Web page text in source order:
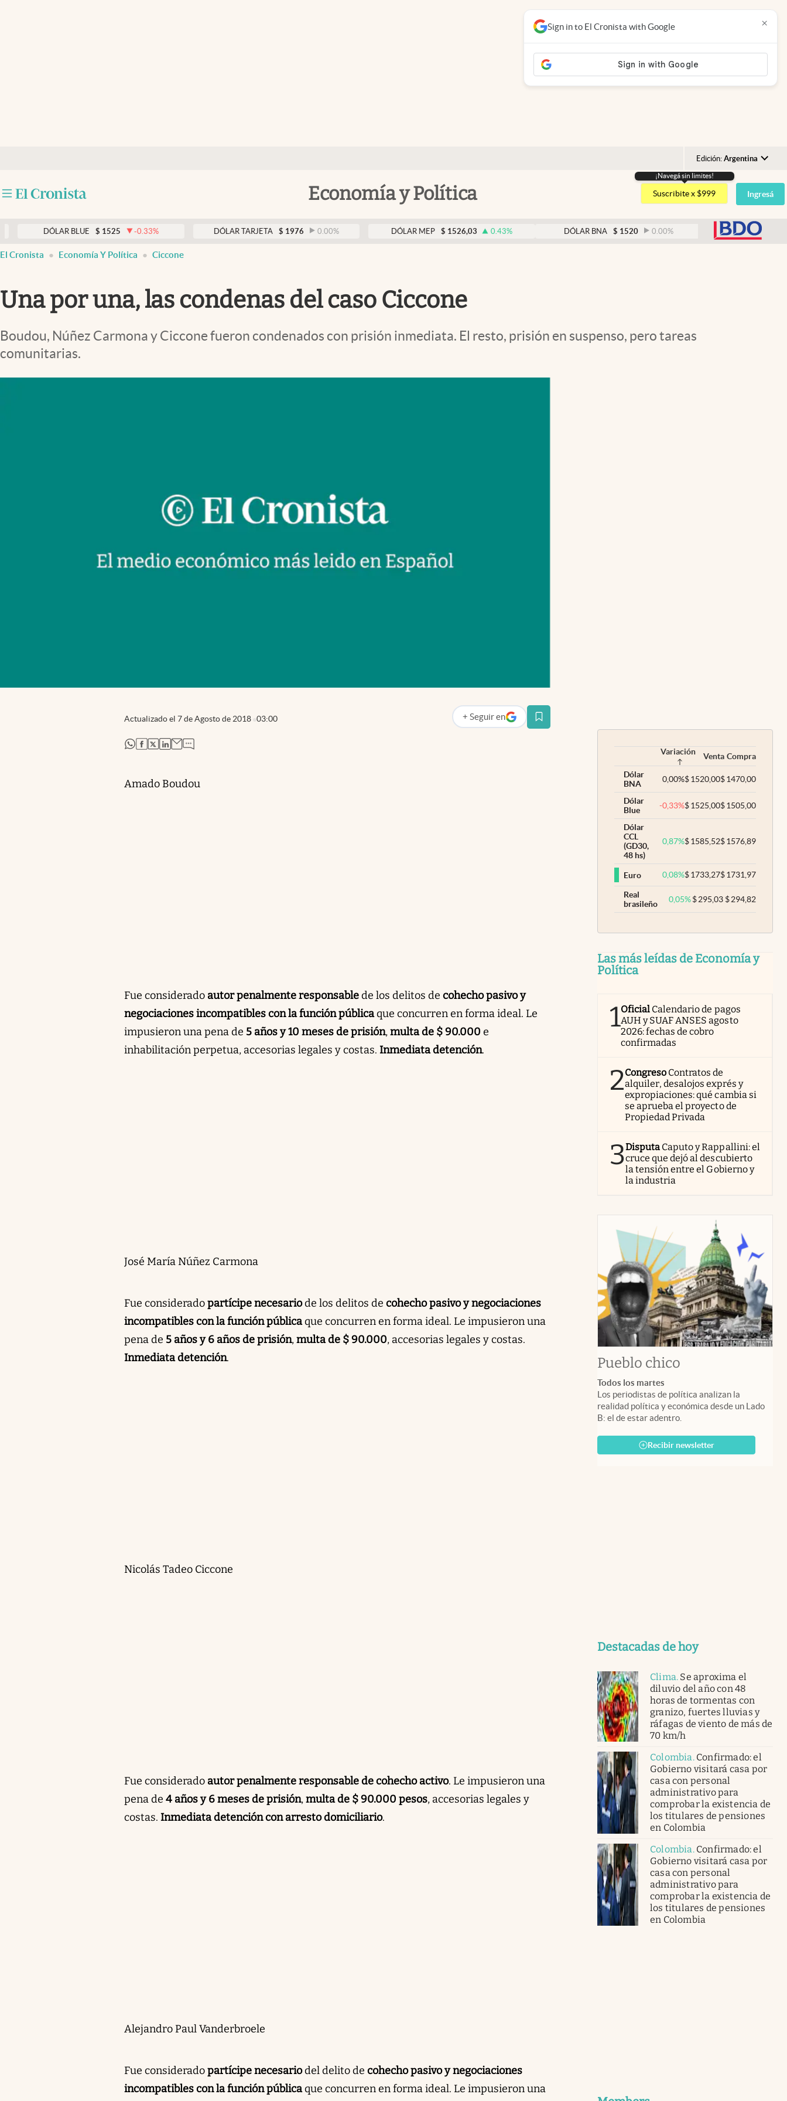
Edición: Argentina
Argentina
España
USA
Economía y Política
Mundial 2026
Eventos Corporativos
El Cronista Studio
¡Navegá sin limites!
Suscribite x $999 Ingresá
DÓLAR BLUE $ 1525 -0.33 % DÓLAR TARJETA $ 1976 0.00 % DÓLAR MEP $ 1526,03 0.43 % DÓLAR BNA $ 1520 0.00 % DÓLAR BLUE $
Sign in to El Cronista with Google ×
El Cronista Economía Y Política Ciccone
Una por una, las condenas del caso Ciccone
Boudou, Núñez Carmona y Ciccone fueron condenados con prisión inmediata. El resto, prisión en suspenso, pero tareas
comunitarias.
Actualizado el 7 de Agosto de 2018 03:00 + Seguir en
abre en nueva pestaña
abre en nueva pestaña
abre en nueva pestaña
abre en nueva pestaña
abre en nueva pestaña
Amado Boudou
Fue considerado autor penalmente responsablede los delitos de cohecho pasivo y
negociaciones incompatibles con la función públicaque concurren en forma ideal. Le
impusieron una pena de 5 años y 10 meses de prisión,multa de $ 90.000 e
inhabilitación perpetua, accesorias legales y costas. Inmediata detención.
José María Núñez Carmona
Fue consideradopartícipe necesariode los delitos de cohecho pasivo y negociaciones
incompatibles con la función públicaque concurren en forma ideal. Le impusieron una
pena de 5 años y 6 años de prisión,multa de $ 90.000, accesorias legales y costas.
Inmediata detención.
Nicolás Tadeo Ciccone
Fue considerado autor penalmente responsable de cohecho activo. Le impusieron una
pena de 4 años y 6 meses de prisión,multa de $ 90.000 pesos, accesorias legales y
costas. Inmediata detención con arresto domiciliario.
Alejandro Paul Vanderbroele
Fue consideradopartícipe necesariodel delito de cohecho pasivo y negociaciones
incompatibles con la función públicaque concurren en forma ideal. Le impusieron una
Variación Venta Compra
Dólar
BNA
0,00%$1520,00$1470,00
Dólar
Blue
-0,33%$1525,00$1505,00
Dólar
CCL
(GD30,
48 hs)
0,87%$1585,52$1576,89
Euro 0,08%$1733,27$1731,97
Real
brasileño
0,05% $295,03 $294,82
Las más leídas de Economía y
Política
1Oficial Calendario de pagos
AUH y SUAF ANSES agosto
2026: fechas de cobro
confirmadas
2Congreso Contratos de
alquiler, desalojos exprés y
expropiaciones: qué cambia si
se aprueba el proyecto de
Propiedad Privada
3Disputa Caputo y Rappallini: el
cruce que dejó al descubierto
la tensión entre el Gobierno y
la industria
Pueblo chico
Todos los martes
Los periodistas de política analizan la
realidad política y económica desde un Lado
B: el de estar adentro.
Recibir newsletter
Destacadas de hoy
Clima. Se aproxima el
diluvio del año con 48
horas de tormentas con
granizo, fuertes lluvias y
ráfagas de viento de más de
70 km/h
Colombia. Confirmado: el
Gobierno visitará casa por
casa con personal
administrativo para
comprobar la existencia de
los titulares de pensiones
en Colombia
Colombia. Confirmado: el
Gobierno visitará casa por
casa con personal
administrativo para
comprobar la existencia de
los titulares de pensiones
en Colombia